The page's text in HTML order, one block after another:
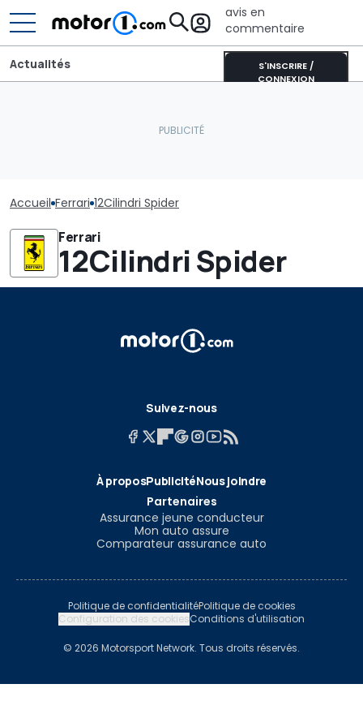
avis en
commentaire
S'INSCRIRE /
CONNEXION
Actualités
Accueil Ferrari 12Cilindri Spider
Ferrari
12Cilindri Spider
Suivez-nous
À proposPublicitéNous joindre
Partenaires
Assurance jeune conducteur
Mon auto assure
Comparateur assurance auto
Politique de confidentialitéPolitique de cookies
Configuration des cookiesConditions d'utilisation
© 2026 Motorsport Network. Tous droits réservés.